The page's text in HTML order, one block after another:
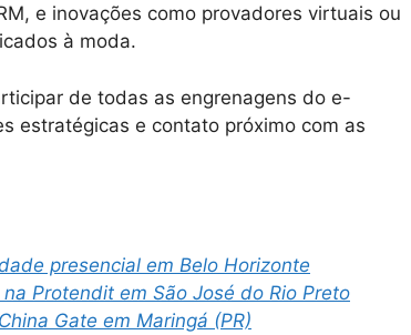
e inovações como provadores virtuais ou
à moda.
de todas as engrenagens do e-
estratégicas e contato próximo com as
presencial em Belo Horizonte
Protendit em São José do Rio Preto
Gate em Maringá (PR)